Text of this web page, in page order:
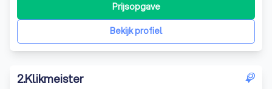
Bekijk profiel
Prijsopgave
2.Klikmeister